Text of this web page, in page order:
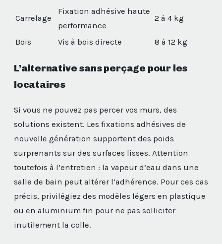
Carrelage
Fixation adhésive haute
performance
2 à 4 kg
Bois Vis à bois directe 8 à 12 kg
L’alternative sans perçage pour les
locataires
Si vous ne pouvez pas percer vos murs, des
solutions existent. Les fixations adhésives de
nouvelle génération supportent des poids
surprenants sur des surfaces lisses. Attention
toutefois à l’entretien : la vapeur d’eau dans une
salle de bain peut altérer l’adhérence. Pour ces cas
précis, privilégiez des modèles légers en plastique
ou en aluminium fin pour ne pas solliciter
inutilement la colle.